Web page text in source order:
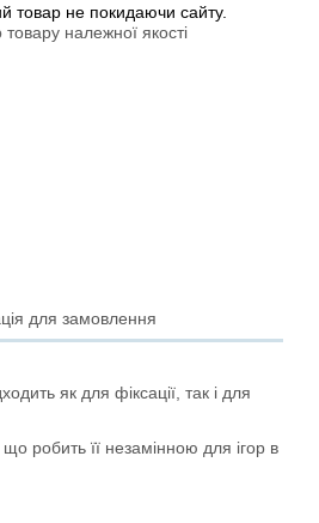
товар не покидаючи сайту.
належної якості
для замовлення
як для фіксації, так і для
робить її незамінною для ігор в